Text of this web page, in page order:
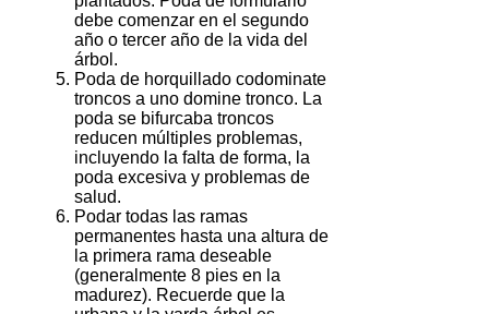
debe comenzar en el segundo
año o tercer año de la vida del
árbol.
Poda de horquillado codominate
troncos a uno domine tronco. La
poda se bifurcaba troncos
reducen múltiples problemas,
incluyendo la falta de forma, la
poda excesiva y problemas de
salud.
Podar todas las ramas
permanentes hasta una altura de
la primera rama deseable
(generalmente 8 pies en la
madurez). Recuerde que la